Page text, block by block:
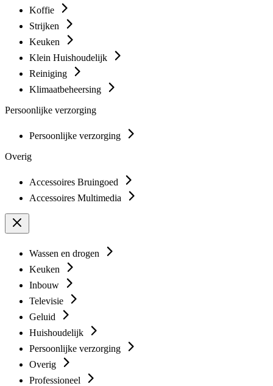
Koffie
Strijken
Keuken
Klein Huishoudelijk
Reiniging
Klimaatbeheersing
Persoonlijke verzorging
Persoonlijke verzorging
Overig
Accessoires Bruingoed
Accessoires Multimedia
Wassen en drogen
Keuken
Inbouw
Televisie
Geluid
Huishoudelijk
Persoonlijke verzorging
Overig
Professioneel